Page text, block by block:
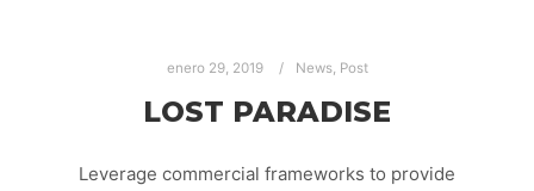
enero 29, 2019 News, Post
LOST PARADISE
Leverage commercial frameworks to provide